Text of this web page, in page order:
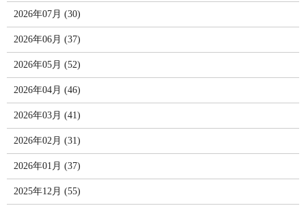
2026年07月 (30)
2026年06月 (37)
2026年05月 (52)
2026年04月 (46)
2026年03月 (41)
2026年02月 (31)
2026年01月 (37)
2025年12月 (55)